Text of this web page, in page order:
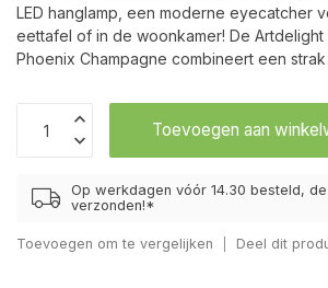
LED hanglamp, een moderne eyecatcher
eettafel of in de woonkamer! De Artdelight
Phoenix Champagne combineert een
Toevoegen aan
Op werkdagen vóór 14.30 besteld,
verzonden!*
Toevoegen om te vergelijken Deel dit